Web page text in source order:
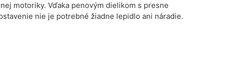
motoriky. Vďaka penovým dielikom s presne
nie je potrebné žiadne lepidlo ani náradie.